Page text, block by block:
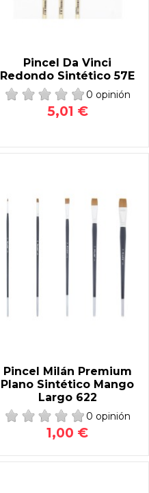
Pincel Da Vinci
Redondo Sintético 57E
0 opinión
5,01 €
Pincel Milán Premium
Plano Sintético Mango
Largo 622
0 opinión
1,00 €